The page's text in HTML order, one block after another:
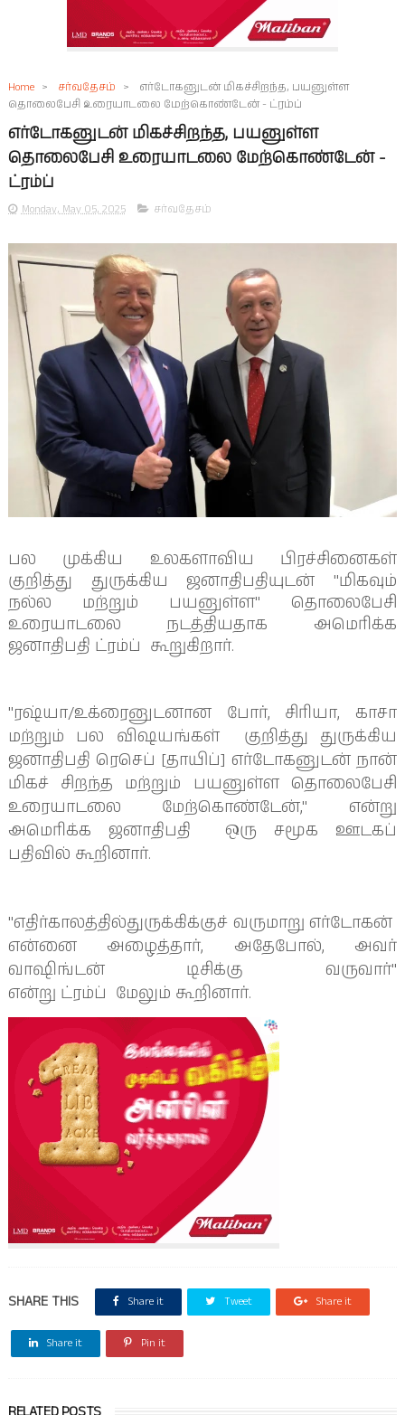
Home > சர்வதேசம் >
எர்டோகனுடன் மிகச்சிறந்த, பயனுள்ள
தொலைபேசி உரையாடலை மேற்கொண்டேன் - ட்ரம்ப்
எர்டோகனுடன் மிகச்சிறந்த, பயனுள்ள
தொலைபேசி உரையாடலை மேற்கொண்டேன் -
ட்ரம்ப்
Monday, May 05, 2025 சர்வதேசம்
பல முக்கிய உலகளாவிய பிரச்சினைகள்
குறித்து துருக்கிய ஜனாதிபதியுடன் "மிகவும்
நல்ல மற்றும் பயனுள்ள" தொலைபேசி
உரையாடலை நடத்தியதாக அமெரிக்க
ஜனாதிபதி ட்ரம்ப் கூறுகிறார்.
"ரஷ்யா/உக்ரைனுடனான போர், சிரியா, காசா
மற்றும் பல விஷயங்கள் குறித்து துருக்கிய
ஜனாதிபதி ரெசெப் [தாயிப்] எர்டோகனுடன் நான்
மிகச் சிறந்த மற்றும் பயனுள்ள தொலைபேசி
உரையாடலை மேற்கொண்டேன்," என்று
அமெரிக்க ஜனாதிபதி ஒரு சமூக ஊடகப்
பதிவில் கூறினார்.
"எதிர்காலத்தில்துருக்கிக்குச் வருமாறு எர்டோகன்
என்னை அழைத்தார், அதேபோல், அவர்
வாஷிங்டன் டிசிக்கு வருவார்"
என்று ட்ரம்ப் மேலும் கூறினார்.
SHARE THIS Share it Tweet Share it
Share it Pin it